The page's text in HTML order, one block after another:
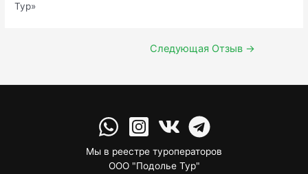
Тур»
Следующая Отзыв →
Мы в реестре туроператоров
ООО "Подолье Тур"